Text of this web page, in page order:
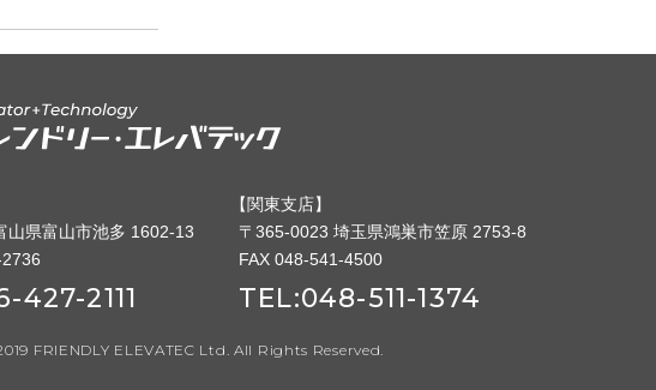
山県富山市池多 1602-13
427-2111
【関東支店】
〒365-0023 埼玉県鴻巣市笠原 2753-8
FAX 048-541-4500
TEL:048-511-1374
FRIENDLY ELEVATEC Ltd. All Rights Reserved.